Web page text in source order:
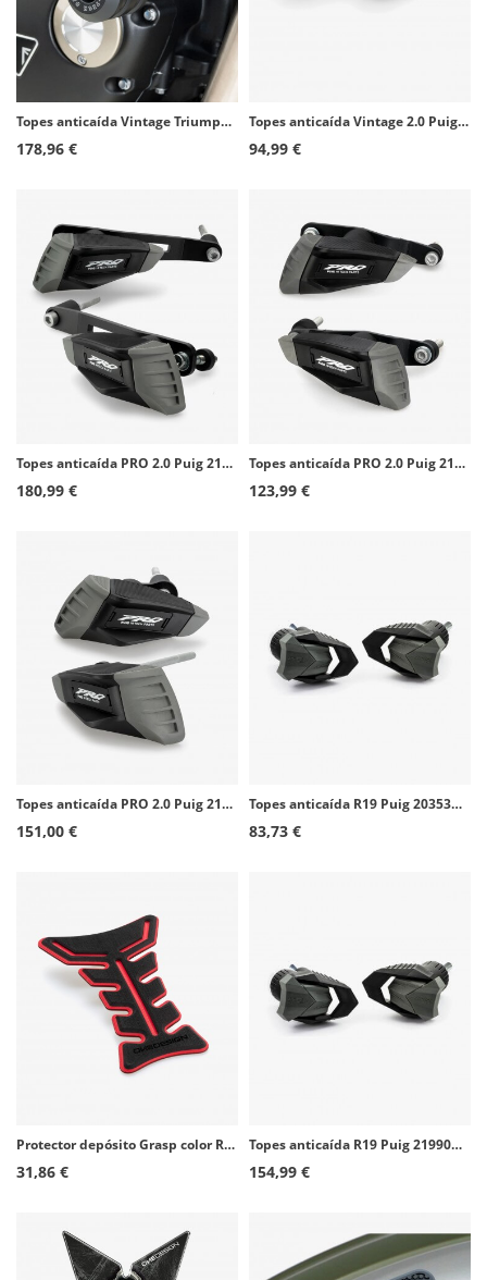
Topes anticaída Vintage Triumph Bonneville de Puig 8588N
178,96 €
Topes anticaída Vintage 2.0 Puig 21458N para Yamaha XSR900 (22-26)
94,99 €
Topes anticaída PRO 2.0 Puig 21543N para Yamaha MT-09/SP, Tracer 900/GT (13-20), XSR900 (16-21)
180,99 €
Topes anticaída PRO 2.0 Puig 21813N para Kawasaki Versys 650 (15-26)
123,99 €
Topes anticaída PRO 2.0 Puig 21372N para Kawasaki Z650 (17-26)
151,00 €
Topes anticaída R19 Puig 20353N para Suzuki GSX-S125 (20-26)
83,73 €
Protector depósito Grasp color Rojo de Puig 21834R
31,86 €
Topes anticaída R19 Puig 21990N para Honda CBR650R (24-26)
154,99 €